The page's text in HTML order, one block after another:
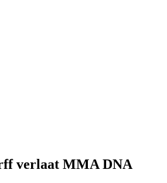
verlaat MMA DNA